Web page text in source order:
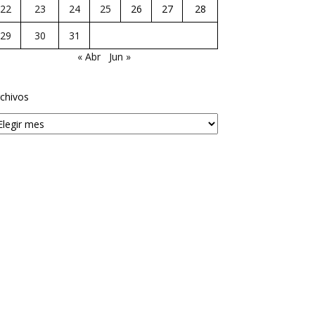
22 23 24 25 26 27
28
29
30
31
« Abr
Jun »